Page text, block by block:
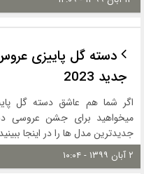
دسته گل پاییزی
جدید 2023
اگر شما هم عاشق دسته گل
میخواهید برای جشن عروسی
جدیدترین مدل ها را در اینجا
۲ آبان ۱۳۹۹ - ۱۰:۰۴